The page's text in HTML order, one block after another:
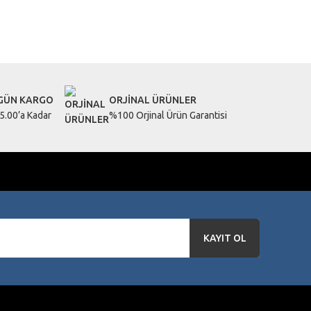
KARGO
Kadar
ORJİNAL ÜRÜNLER
%100 Orjinal Ürün Garantisi
KAYIT OL